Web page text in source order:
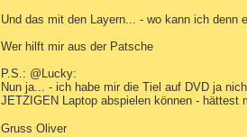
Und das mit den Layern... - wo kann ich denn
Wer hilft mir aus der Patsche
P.S.: @Lucky:
Nun ja... - ich habe mir die Tiel auf DVD ja
JETZIGEN Laptop abspielen können - hättest
Gruss Oliver